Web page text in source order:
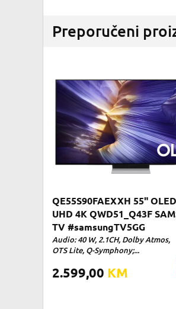
Preporučeni
QE55S90FAEXXH 55"
UHD 4K QWD51_Q43F
TV #samsungTV5GG
Audio: 40 W, 2.1CH, Dolby Atmos,
OTS Lite, Q-Symphony;...
2.599,00 KM